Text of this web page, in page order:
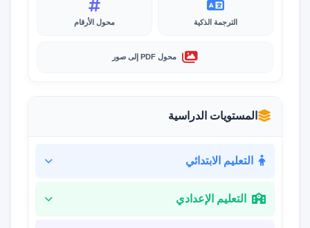
الترجمة الذكية محول الأرقام
محول PDF إلى صور
المستويات الدراسية
التعليم الابتدائي
التعليم الإعدادي